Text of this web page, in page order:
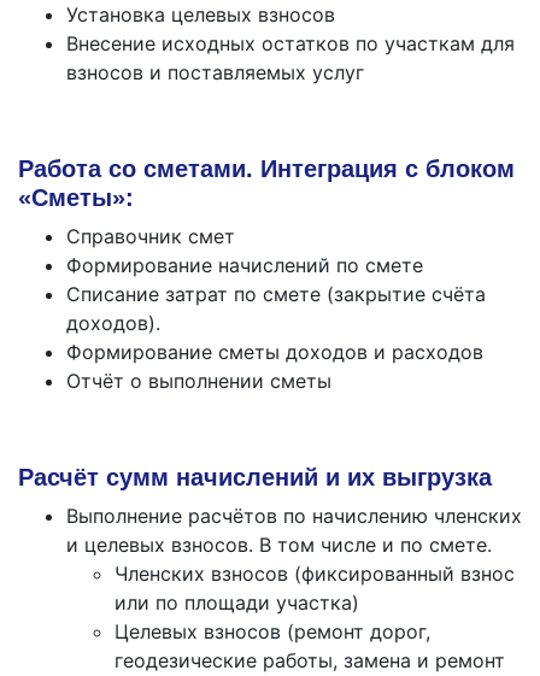
Установка целевых взносов
Внесение исходных остатков по участкам для
взносов и поставляемых услуг
Работа со сметами. Интеграция с блоком
«Сметы»:
Справочник смет
Формирование начислений по смете
Списание затрат по смете (закрытие счёта
доходов).
Формирование сметы доходов и расходов
Отчёт о выполнении сметы
Расчёт сумм начислений и их выгрузка
Выполнение расчётов по начислению членских
и целевых взносов. В том числе и по смете.
Членских взносов (фиксированный взнос
или по площади участка)
Целевых взносов (ремонт дорог,
геодезические работы, замена и ремонт